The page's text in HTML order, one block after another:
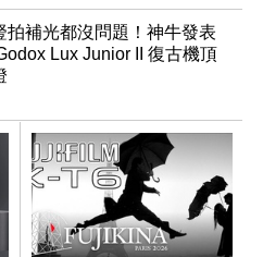
拍補光都沒問題！神牛發表
Lux Junior II 復古機頂